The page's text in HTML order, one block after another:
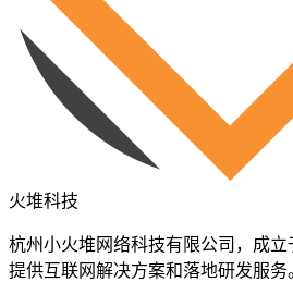
火堆科技
杭州小火堆网络科技有限公司，成立
提供互联网解决方案和落地研发服务